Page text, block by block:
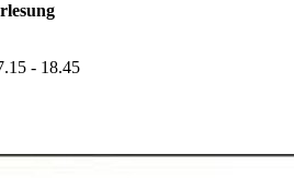
- 18.45